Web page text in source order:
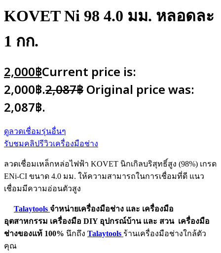
KOVET Ni 98 4.0 มม. หลอดละ
1 กก.
2,000฿Current price is:
2,000฿.2,087฿Original price was:
2,087฿.
ดูลวดเชื่อมรุ่นอื่นๆ
รับชมคลิปรีวิวเครื่องมือช่าง
ลวดเชื่อมเหล็กหล่อไฟฟ้า KOVET นิกเกิลบริสุทธิ์สูง (98%) เกรด
ENi-CI ขนาด 4.0 มม. ให้ความสามารถในการเชื่อมที่ดี แนว
เชื่อมมีความอ่อนตัวสูง
Talaytools จำหน่ายเครื่องมือช่าง และ เครื่องมือ
อุตสาหกรรม เครื่องมือ DIY อุปกรณ์บ้าน และ สวน เครื่องมือ
ช่างของแท้ 100% นึกถึง Talaytools ร้านเครื่องมือช่างใกล้ตัว
คุณ